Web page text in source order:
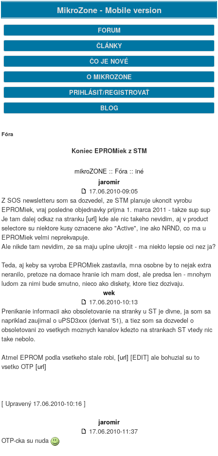
MikroZone - Mobile version
FORUM
ČLÁNKY
ČO JE NOVÉ
O MIKROZONE
PRIHLÁSIŤ/REGISTROVAŤ
BLOG
Fóra
Koniec EPROMiek z STM
mikroZONE :: Fóra :: iné
jaromir
17.06.2010-09:05
Z SOS newsletteru som sa dozvedel, ze STM planuje ukoncit vyrobu
EPROMiek, vraj posledne objednavky prijma 1. marca 2011 - takze sup sup
Je tam dalej odkaz na stranku [url] kde ale nic takeho nevidim, aj v product
selectore su niektore kusy oznacene ako "Active", ine ako NRND, co ma u
EPROMiek velmi neprekvapuje.
Ale nikde tam nevidim, ze sa maju uplne ukrojit - ma niekto lepsie oci nez ja?
Teda, aj keby sa vyroba EPROMiek zastavila, mna osobne by to nejak extra
neranilo, pretoze na domace hranie ich mam dost, ale predsa len - mnohym
ludom za nimi bude smutno, nieco ako diskety, ktore tiez dozivaju.
wek
17.06.2010-10:13
Prenikanie informacii ako obsoletovanie na stranky u ST je divne, ja som sa
napriklad zaujimal o uPSD3xxx (derivat '51), a tiez som sa dozvedel o
obsoletovani zo vsetkych moznych kanalov kdezto na strankach ST vtedy nic
take nebolo.
Atmel EPROM podla vsetkeho stale robi, [url] [EDIT] ale bohuzial su to
vsetko OTP [url]
[ Upravený 17.06.2010-10:16 ]
jaromir
17.06.2010-11:37
OTP-cka su nuda